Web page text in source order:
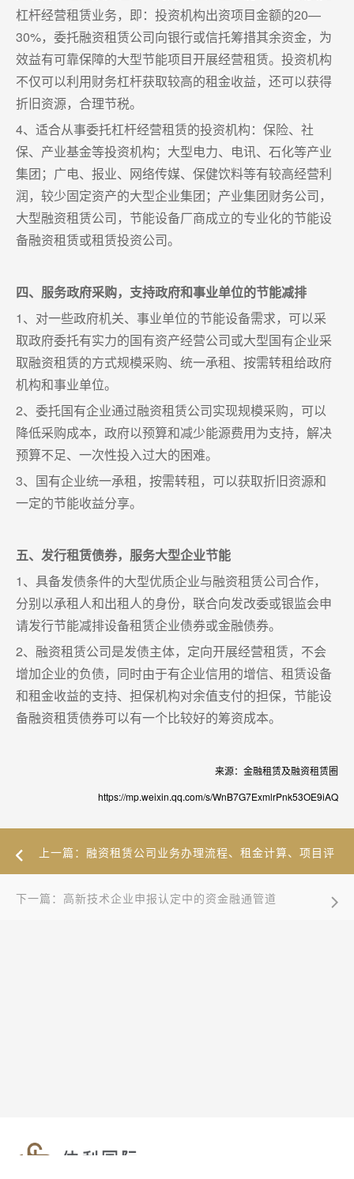
杠杆经营租赁业务，即：投资机构出资项目金额的20—
30%，委托融资租赁公司向银行或信托筹措其余资金，为
效益有可靠保障的大型节能项目开展经营租赁。投资机构
不仅可以利用财务杠杆获取较高的租金收益，还可以获得
折旧资源，合理节税。
4、适合从事委托杠杆经营租赁的投资机构：保险、社
保、产业基金等投资机构；大型电力、电讯、石化等产业
集团；广电、报业、网络传媒、保健饮料等有较高经营利
润，较少固定资产的大型企业集团；产业集团财务公司，
大型融资租赁公司，节能设备厂商成立的专业化的节能设
备融资租赁或租赁投资公司。
四、服务政府采购，支持政府和事业单位的节能减排
1、对一些政府机关、事业单位的节能设备需求，可以采
取政府委托有实力的国有资产经营公司或大型国有企业采
取融资租赁的方式规模采购、统一承租、按需转租给政府
机构和事业单位。
2、委托国有企业通过融资租赁公司实现规模采购，可以
降低采购成本，政府以预算和减少能源费用为支持，解决
预算不足、一次性投入过大的困难。
3、国有企业统一承租，按需转租，可以获取折旧资源和
一定的节能收益分享。
五、发行租赁债券，服务大型企业节能
1、具备发债条件的大型优质企业与融资租赁公司合作，
分别以承租人和出租人的身份，联合向发改委或银监会申
请发行节能减排设备租赁企业债券或金融债券。
2、融资租赁公司是发债主体，定向开展经营租赁，不会
增加企业的负债，同时由于有企业信用的增信、租赁设备
和租金收益的支持、担保机构对余值支付的担保，节能设
备融资租赁债券可以有一个比较好的筹资成本。
来源：金融租赁及融资租赁圈
https://mp.weixin.qq.com/s/WnB7G7ExmlrPnk53OE9iAQ
上一篇：融资租赁公司业务办理流程、租金计算、项目评
估全解
下一篇：高新技术企业申报认定中的资金融通管道